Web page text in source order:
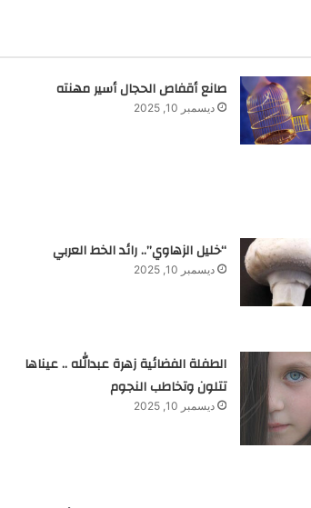
صانع أقفاص الحجال أسير مهنته
ديسمبر 10, 2025
“خليل الزهاوي”.. رائد الخط العربي
ديسمبر 10, 2025
الطفلة الفضائية زهرة عبدالله .. عيناها
تتلون وتخاطب النجوم
ديسمبر 10, 2025